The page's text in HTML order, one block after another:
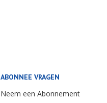
ABONNEE VRAGEN
Neem een Abonnement